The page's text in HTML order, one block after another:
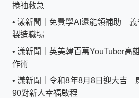
捲袖救急
• 漾新聞｜免費學AI還能領補助 義
製造職場
• 漾新聞｜英美韓百萬YouTuber
作術
• 漾新聞｜令和8年8月8日迎大吉
90對新人幸福啟程